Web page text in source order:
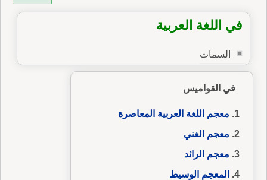
في اللغة العربية
السمات
في القواميس
معجم اللغة العربية المعاصرة
معجم الغني
معجم الرائد
المعجم الوسيط